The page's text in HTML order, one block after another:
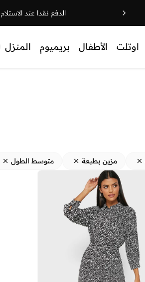
الدفع نقدا عند الاستلام
اوتلت الأطفال بريميوم المنزل
مزين بطبعة متوسط الطول